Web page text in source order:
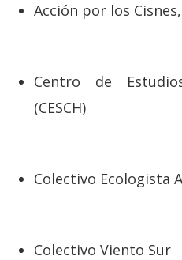
Acción por los
Centro de
(CESCH)
Colectivo Ecologista
Colectivo Viento Sur